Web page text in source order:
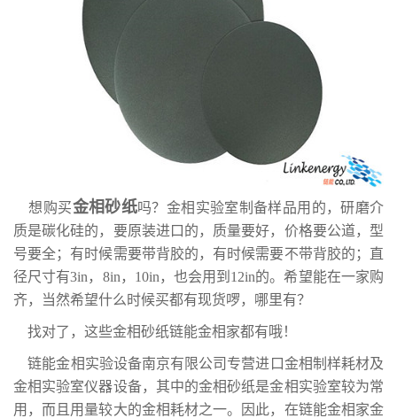
想购买金相砂纸吗？金相实验室制备样品用的，研磨介
质是碳化硅的，要原装进口的，质量要好，价格要公道，型
号要全；有时候需要带背胶的，有时候需要不带背胶的；直
径尺寸有3in，8in，10in，也会用到12in的。希望能在一家购
齐，当然希望什么时候买都有现货啰，哪里有？
找对了，这些金相砂纸链能金相家都有哦！
链能金相实验设备南京有限公司专营进口金相制样耗材及
金相实验室仪器设备，其中的金相砂纸是金相实验室较为常
用，而且用量较大的金相耗材之一。因此，在链能金相家金